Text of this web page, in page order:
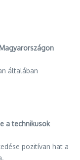
általában
a technikusok
pozitívan hat a